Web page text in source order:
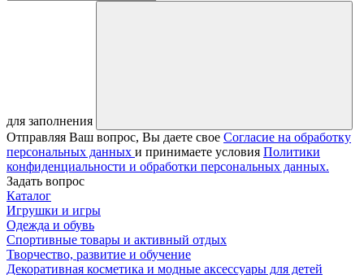
для заполнения
Отправляя Ваш вопрос, Вы даете свое Согласие на обработку
персональных данных и принимаете условия Политики
конфиденциальности и обработки персональных данных.
Задать вопрос
Каталог
Игрушки и игры
Одежда и обувь
Спортивные товары и активный отдых
Творчество, развитие и обучение
Декоративная косметика и модные аксессуары для детей